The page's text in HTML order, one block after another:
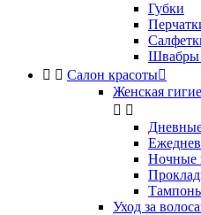
Губки
Швабры
  Салон красоты
Женская
 
Ночные
Уход за